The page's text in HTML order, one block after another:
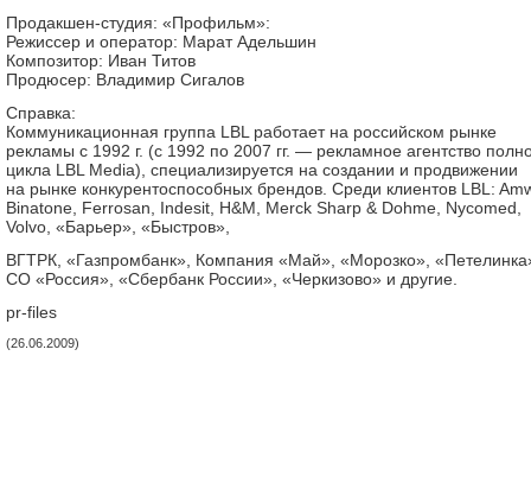
Продакшен-студия: «Профильм»:
Режиссер и оператор: Марат Адельшин
Композитор: Иван Титов
Продюсер: Владимир Сигалов
Справка:
Коммуникационная группа LBL работает на российском рынке
рекламы с 1992 г. (с 1992 по 2007 гг. — рекламное агентство
цикла LBL Media), специализируется на создании и продвижении
на рынке конкурентоспособных брендов. Среди клиентов LBL:
Binatone, Ferrosan, Indesit, H&M, Merck Sharp & Dohme, Nycomed,
Volvo, «Барьер», «Быстров»,
ВГТРК, «Газпромбанк», Компания «Май», «Морозко»,
СО «Россия», «Сбербанк России», «Черкизово» и другие.
pr-files
(26.06.2009)